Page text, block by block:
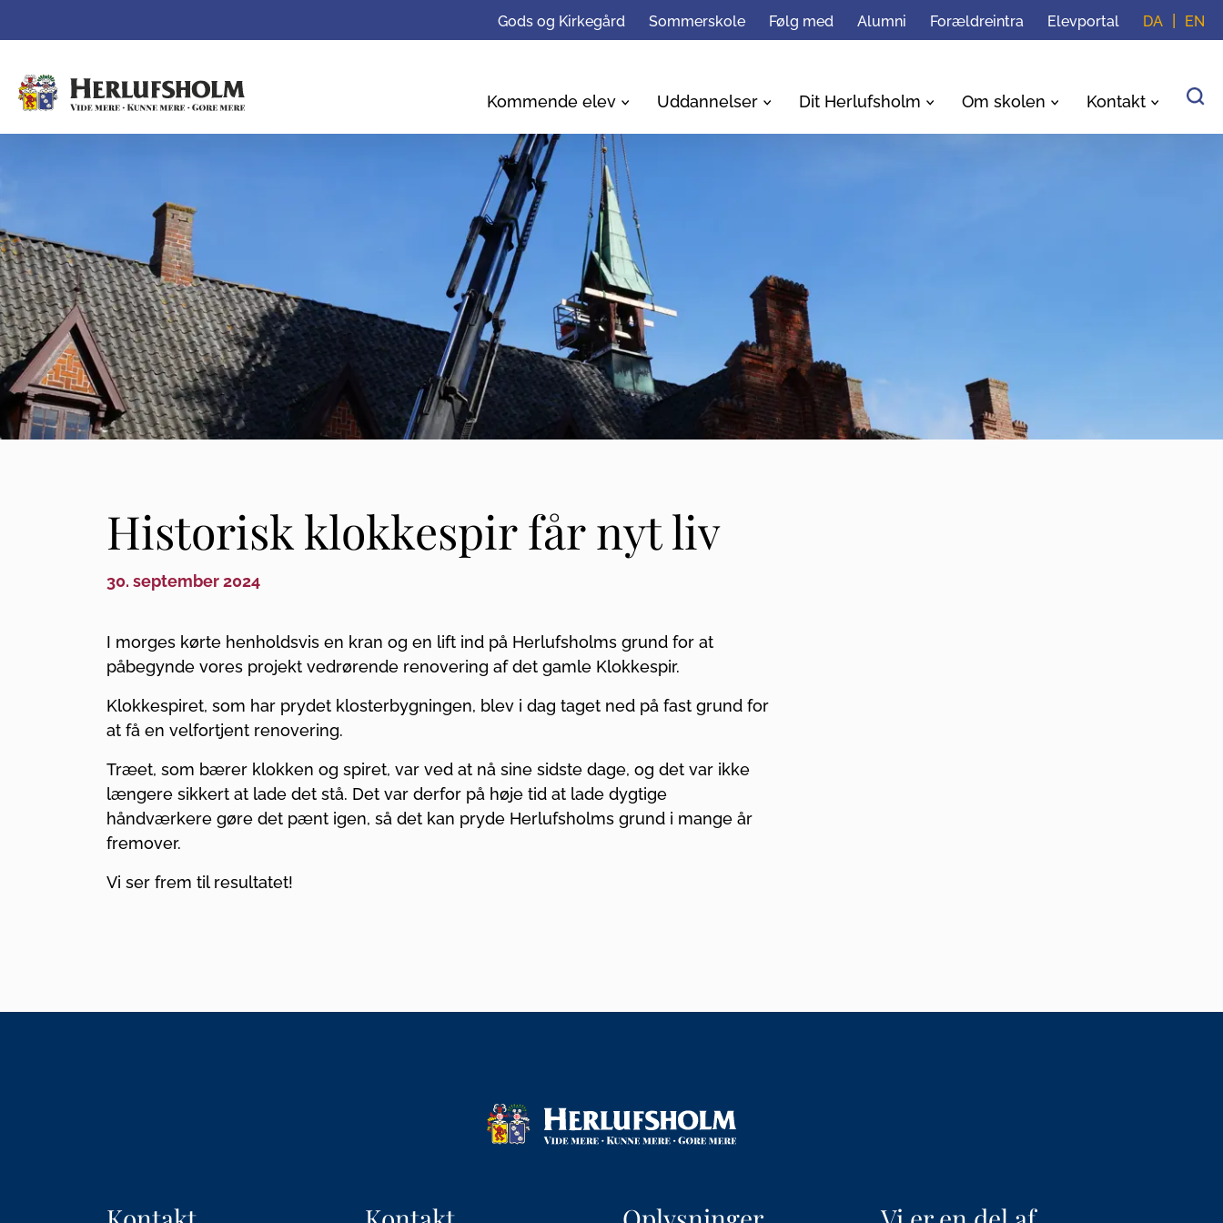
Gods og Kirkegård Sommerskole Følg med Alumni Forældreintra Elevportal DA EN
Kommende elev Uddannelser Dit Herlufsholm Om skolen Kontakt
Historisk klokkespir får nyt liv
30. september 2024
I morges kørte henholdsvis en kran og en lift ind på Herlufsholms grund for at
påbegynde vores projekt vedrørende renovering af det gamle Klokkespir.
Klokkespiret, som har prydet klosterbygningen, blev i dag taget ned på fast grund for
at få en velfortjent renovering.
Træet, som bærer klokken og spiret, var ved at nå sine sidste dage, og det var ikke
længere sikkert at lade det stå. Det var derfor på høje tid at lade dygtige
håndværkere gøre det pænt igen, så det kan pryde Herlufsholms grund i mange år
fremover.
Vi ser frem til resultatet!